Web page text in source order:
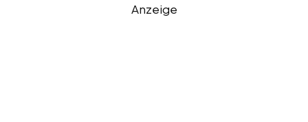
Anzeige